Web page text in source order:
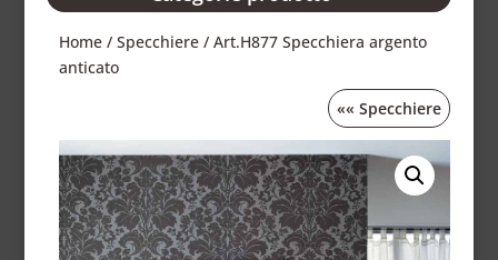
Home /Specchiere / Art.H877 Specchiera argento
anticato
««Specchiere